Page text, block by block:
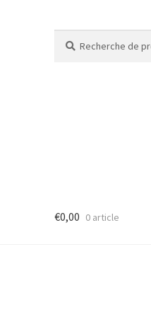
€0,00 0 article